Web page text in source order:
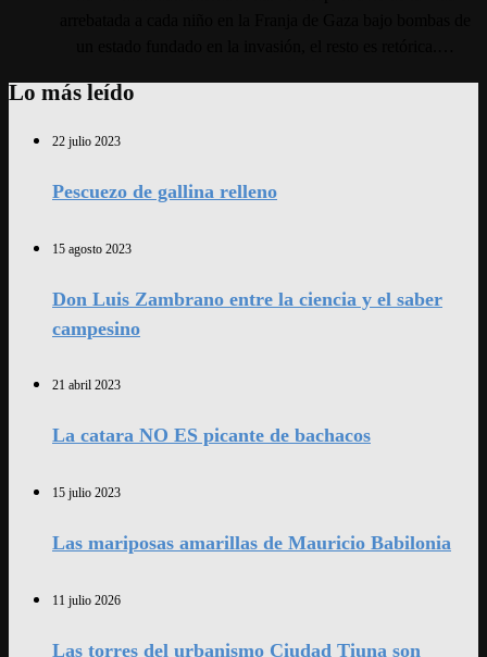
Lo más leído
22 julio 2023
Pescuezo de gallina relleno
15 agosto 2023
Don Luis Zambrano entre la ciencia y el saber
campesino
21 abril 2023
La catara NO ES picante de bachacos
15 julio 2023
Las mariposas amarillas de Mauricio Babilonia
11 julio 2026
Las torres del urbanismo Ciudad Tiuna son